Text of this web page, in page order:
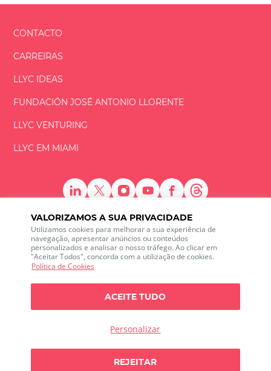
VALORIZAMOS A SUA PRIVACIDADE
Utilizamos cookies para melhorar a sua experiência de
navegação, apresentar anúncios ou conteúdos
personalizados e analisar o nosso tráfego. Ao clicar em
"Aceitar Todos", concorda com a utilização de cookies.
Política de Cookies
Personalizar
REJEITAR
ACEITE TUDO
CONTACTO
CARREIRAS
LLYC IDEAS
FUNDACIÓNJOSÉ ANTONIO LLORENTE
LLYC VENTURING
LLYC EM MIAMI
LLYC © 2026 Todos os direitos reservados
ES EN PT BR
600 Brickell Avenue, Suite 2125 Miami, Florida 33131
Política de Privacidade
Política de Privacidade sobre escuta das redes sociais